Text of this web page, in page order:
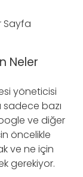
Sayfa
Neler
yöneticisi
sadece bazı
ve diğer
öncelikle
ve ne için
gerekiyor.